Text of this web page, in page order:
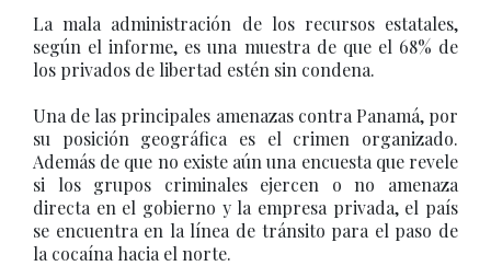
La mala administración de los recursos estatales,
según el informe, es una muestra de que el 68% de
los privados de libertad estén sin condena.
Una de las principales amenazas contra Panamá, por
su posición geográfica es el crimen organizado.
Además de que no existe aún una encuesta que revele
si los grupos criminales ejercen o no amenaza
directa en el gobierno y la empresa privada, el país
se encuentra en la línea de tránsito para el paso de
la cocaína hacia el norte.